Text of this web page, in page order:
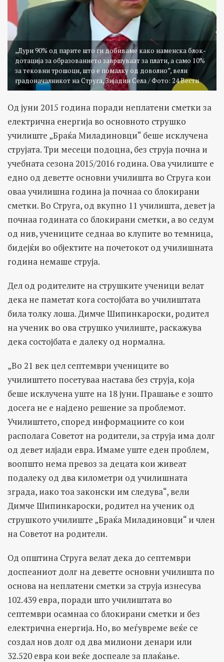
„Дури 90% од парите што ги добиваме како наменска блок-
дотација за образованието завршуваат за плати, а само 10%
за тековни трошоци, што е помалку од доволно”, вели
градоначалникот на Струга, Зијадин Села / Фото: 24 Вести
Од јуни 2015 година поради неплатени сметки за
електрична енергија во основното струшко
училиште „Браќа Миладиновци“ беше исклучена
струјата. Три месеци подоцна, без струја почна и
учебната сезона 2015/2016 година. Ова училиште е
едно од деветте основни училишта во Струга кои
оваа училишна година ја почнаа со блокирани
сметки. Во Струга, од вкупно 11 училишта, девет ја
почнаа годината со блокирани сметки, а во седум
од нив, учениците седнаа во клупите во темница,
бидејќи во објектите на почетокот од училишната
година немаше струја.
Дел од родителите на струшките ученици велат
дека не паметат кога состојбата во училиштата
била толку лоша. Димче Шипинкароски, родител
на ученик во ова струшко училиште, раскажува
дека состојбата е далеку од нормална.
„Во 21 век цел септември учениците во
училиштето посетуваа настава без струја, која
беше исклучена уште на 18 јуни. Прашање е зошто
досега не е најдено решение за проблемот.
Училиштето, според информациите со кои
располага Советот на родители, за струја има долг
од девет илјади евра. Имаме уште еден проблем,
воопшто нема превоз за децата кои живеат
подалеку од два километри од училишната
зграда, иако тоа законски им следува“, вели
Димче Шипинкароски, родител на ученик од
струшкото училиште „Браќа Миладиновци“ и член
на Советот на родители.
Од општина Струга велат дека до септември
доспеаниот долг на деветте основни училишта по
основа на неплатени сметки за струја изнесува
102.439 евра, поради што училиштата во
септември осамнаа со блокирани сметки и без
електрична енергија. Но, во меѓувреме веќе се
создал нов долг од два милиони денари или
32.520 евра кои веќе доспеале за плаќање.